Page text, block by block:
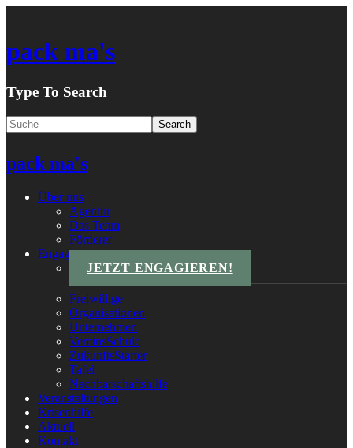
pack ma's
Type To Search
pack ma's
Über uns
Agentur
Das Team
Förderer
Engagements
JETZT ENGAGIEREN!
Freiwillige
Organisationen
Unternehmen
VereinsSchule
ZukunftsStarter
Tafel
Nachbarschaftshilfe
Veranstaltungen
Krisenhilfe
Aktuell
Kontakt